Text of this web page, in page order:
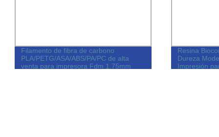
Filamento de fibra de carbono
PLA/PETG/ASA/ABS/PA/PC de alta
venta para impresora Fdm 1.75mm
Resina
Dureza
Impresión